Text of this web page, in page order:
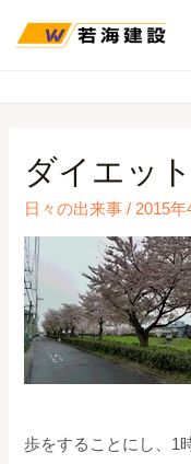
ダイエッ
日々の出来事 / 2015年
歩をすることにし、1